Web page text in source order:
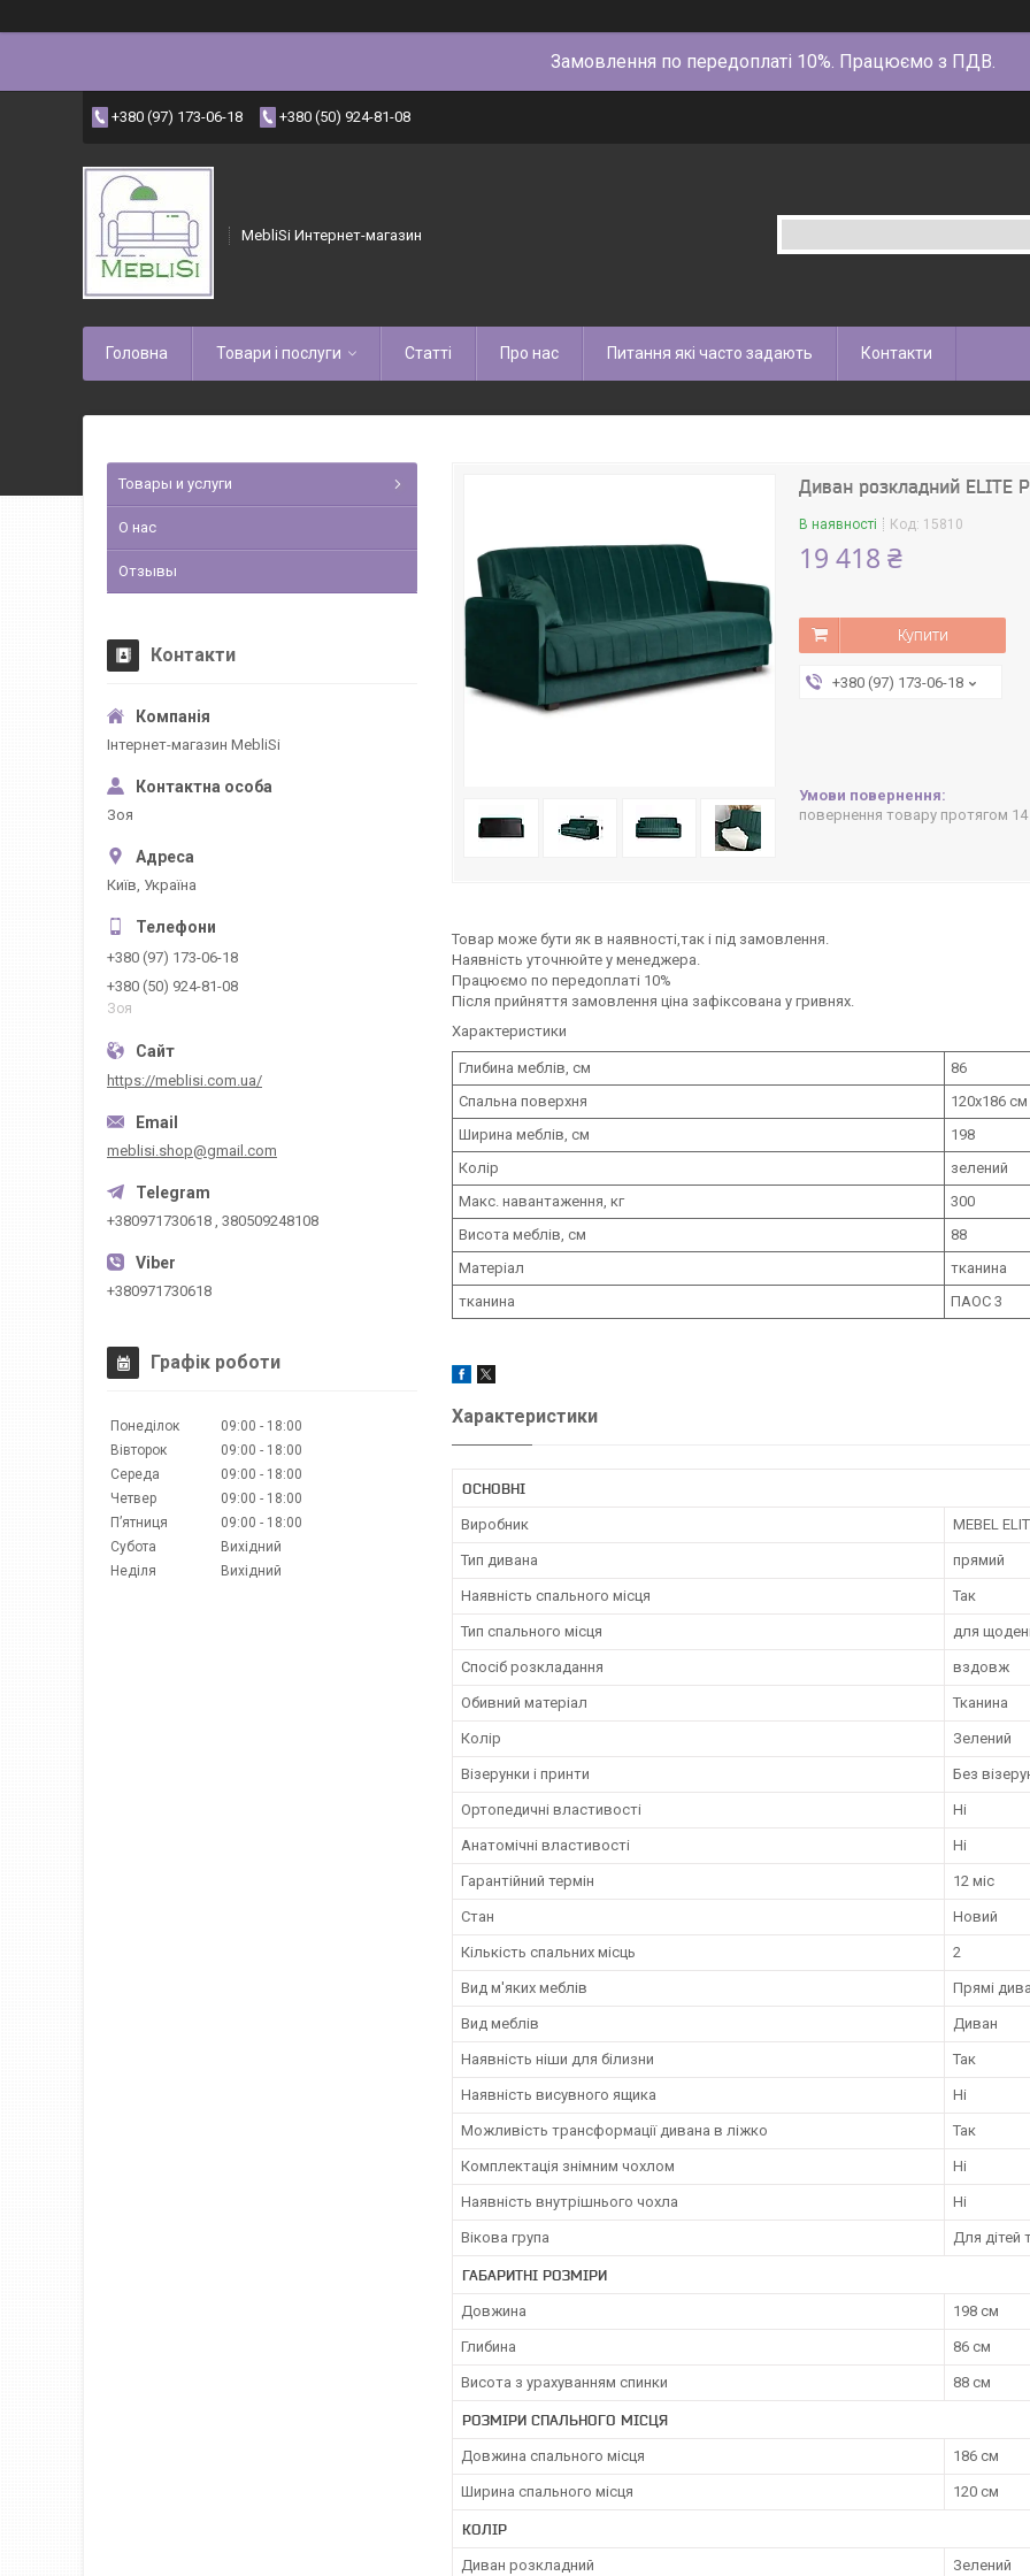
Замовлення по передоплаті 10%. Працюємо з ПДВ.
+380 (97) 173-06-18 +380 (50) 924-81-08
MebliSi Интернет-магазин
Головна Товари і послуги Статті Про нас Питання які часто задають Контакти
Диван розкладний ELITE
В наявності Код: 15810
19 418 ₴
Купити
+380 (97) 173-06-18
повернення товару протягом
Товар може бути як в наявності,так і під замовлення.
Наявність уточнюйте у менеджера.
Працюємо по передоплаті 10%
Після прийняття замовлення ціна зафіксована у гривнях.
Характеристики
Глибина меблів, см
86
Спальна поверхня
120x186 см
Ширина меблів, см
198
Колір
зелений
Макс. навантаження, кг
300
Висота меблів, см
88
Матеріал
тканина
тканина
ПАОС 3
Характеристики
ОСНОВНІ
Виробник MEBEL
Тип дивана прямий
Наявність спального місця Так
Тип спального місця для
Спосіб розкладання вздовж
Обивний матеріал Тканина
Колір Зелений
Візерунки і принти Без
Ортопедичні властивості Ні
Анатомічні властивості Ні
Гарантійний термін 12 міс
Стан Новий
Кількість спальних місць 2
Вид м'яких меблів Прямі
Вид меблів Диван
Наявність ніши для білизни Так
Наявність висувного ящика Ні
Можливість трансформації дивана в ліжко Так
Комплектація знімним чохлом Ні
Наявність внутрішнього чохла Ні
Вікова група Для дітей
ГАБАРИТНІ РОЗМІРИ
Довжина 198 см
Глибина 86 см
Висота з урахуванням спинки 88 см
РОЗМІРИ СПАЛЬНОГО МІСЦЯ
Довжина спального місця 186 см
Ширина спального місця 120 см
КОЛІР
Диван розкладний Зелений
Товары и услуги
О нас
Отзывы
Контакти
Інтернет-магазин MebliSi
Зоя
Київ, Україна
+380 (97) 173-06-18
+380 (50) 924-81-08
Зоя
https://meblisi.com.ua/
meblisi.shop@gmail.com
+380971730618 , 380509248108
+380971730618
Графік роботи
Понеділок 09:00
18:00
Вівторок
09:00
18:00
Середа
09:00
18:00
Четвер
09:00
18:00
Пʼятниця
09:00
18:00
Субота
Вихідний
Неділя
Вихідний